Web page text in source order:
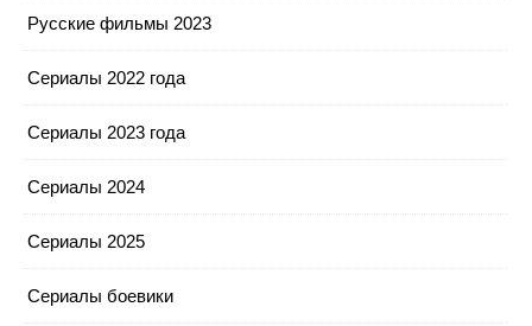
Русские фильмы 2023
Сериалы 2022 года
Сериалы 2023 года
Сериалы 2024
Сериалы 2025
Сериалы боевики